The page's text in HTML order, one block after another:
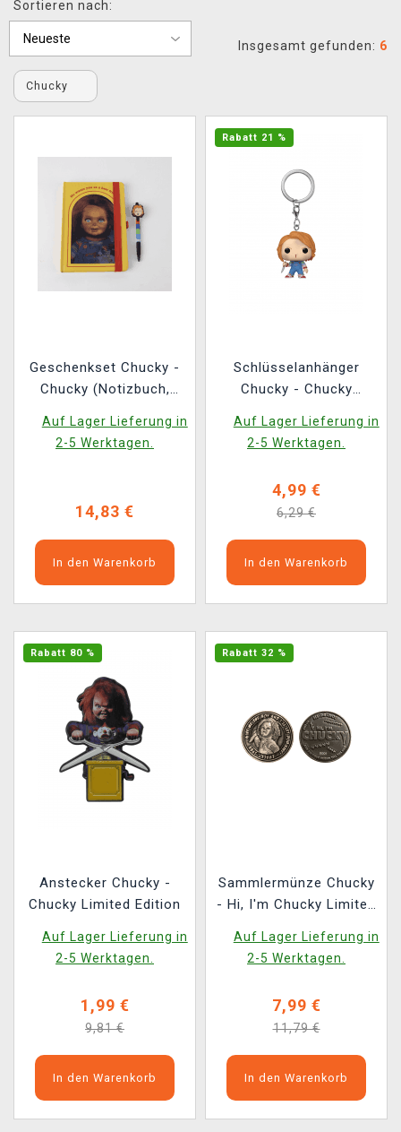
XZONE CLUB
Sortieren nach:
Insgesamt gefunden: 6
Chucky
Geschenkset Chucky -
Chucky (Notizbuch,
Auf Lager Lieferung in
2-5 Werktagen.
14,83 €
In den Warenkorb
Rabatt 21 %
Schlüsselanhänger
Chucky - Chucky
Auf Lager Lieferung in
2-5 Werktagen.
4,99 €
6,29 €
In den Warenkorb
Rabatt 80 %
Anstecker Chucky -
Chucky Limited Edition
Auf Lager Lieferung in
2-5 Werktagen.
1,99 €
9,81 €
In den Warenkorb
Rabatt 32 %
Sammlermünze Chucky
- Hi, I'm Chucky Limited
Auf Lager Lieferung in
2-5 Werktagen.
7,99 €
11,79 €
In den Warenkorb